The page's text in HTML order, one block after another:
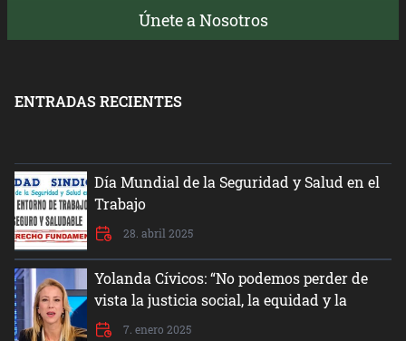
Únete a Nosotros
ENTRADAS RECIENTES
Día Mundial de la Seguridad y Salud en el
Trabajo
28. abril 2025
Yolanda Cívicos: “No podemos perder de
vista la justicia social, la equidad y la
dignidad del ser humano”
7. enero 2025